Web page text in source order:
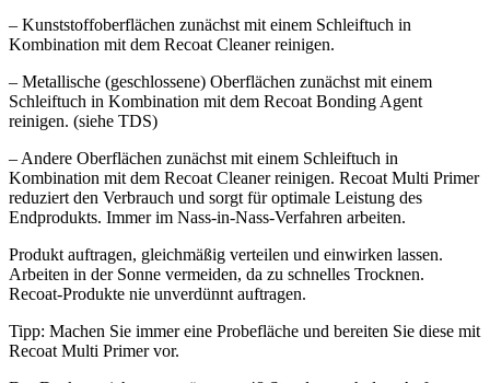
– Kunststoffoberflächen zunächst mit einem Schleiftuch in
Kombination mit dem Recoat Cleaner reinigen.
– Metallische (geschlossene) Oberflächen zunächst mit einem
Schleiftuch in Kombination mit dem Recoat Bonding Agent
reinigen. (siehe TDS)
– Andere Oberflächen zunächst mit einem Schleiftuch in
Kombination mit dem Recoat Cleaner reinigen. Recoat Multi Primer
reduziert den Verbrauch und sorgt für optimale Leistung des
Endprodukts. Immer im Nass-in-Nass-Verfahren arbeiten.
Produkt auftragen, gleichmäßig verteilen und einwirken lassen.
Arbeiten in der Sonne vermeiden, da zu schnelles Trocknen.
Recoat-Produkte nie unverdünnt auftragen.
Tipp: Machen Sie immer eine Probefläche und bereiten Sie diese mit
Recoat Multi Primer vor.